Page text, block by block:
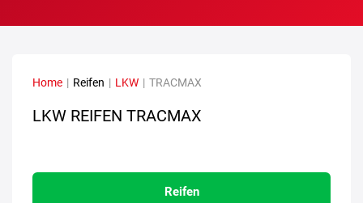
Home | Reifen | LKW | TRACMAX
LKW REIFEN TRACMAX
Reifen